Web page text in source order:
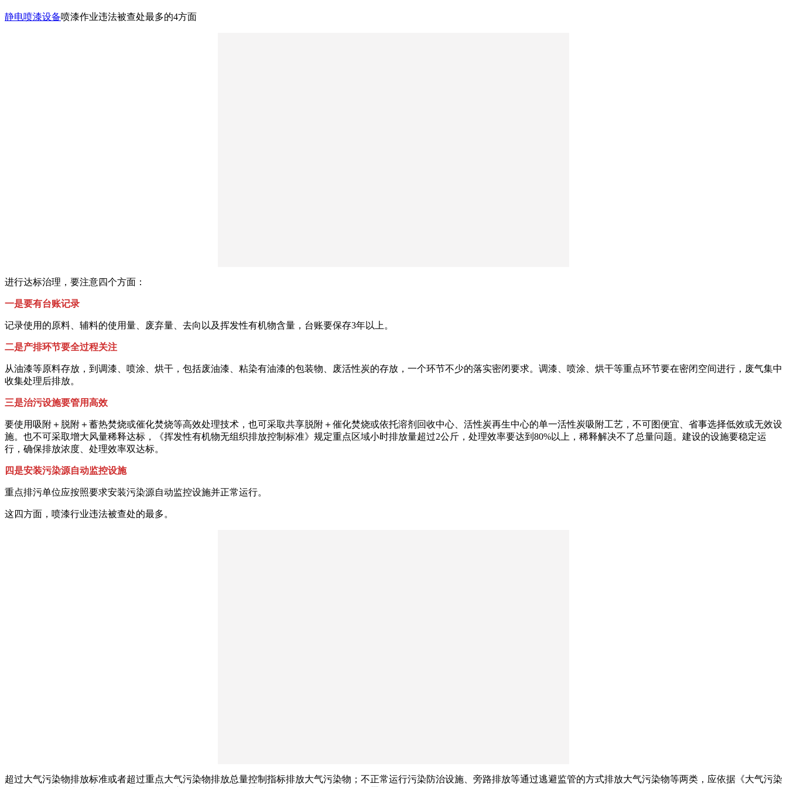
静电喷漆设备喷漆作业违法被查处最多的4方面
进行达标治理，要注意四个方面：
一是要有台账记录
记录使用的原料、辅料的使用量、废弃量、去向以及挥发性有机物含量，台账要保存3年以上。
二是产排环节要全过程关注
从油漆等原料存放，到调漆、喷涂、烘干，包括废油漆、粘染有油漆的包装物、废活性炭的存放，一个环节不少的落实密闭要求。调漆、喷涂、烘干等重点环节要在密闭空间进行，废气集中
收集处理后排放。
三是治污设施要管用高效
要使用吸附＋脱附＋蓄热焚烧或催化焚烧等高效处理技术，也可采取共享脱附＋催化焚烧或依托溶剂回收中心、活性炭再生中心的单一活性炭吸附工艺，不可图便宜、省事选择低效或无效设
施。也不可采取增大风量稀释达标，《挥发性有机物无组织排放控制标准》规定重点区域小时排放量超过2公斤，处理效率要达到80%以上，稀释解决不了总量问题。建设的设施要稳定运
行，确保排放浓度、处理效率双达标。
四是安装污染源自动监控设施
重点排污单位应按照要求安装污染源自动监控设施并正常运行。
这四方面，喷漆行业违法被查处的最多。
超过大气污染物排放标准或者超过重点大气污染物排放总量控制指标排放大气污染物；不正常运行污染防治设施、旁路排放等通过逃避监管的方式排放大气污染物等两类，应依据《大气污染